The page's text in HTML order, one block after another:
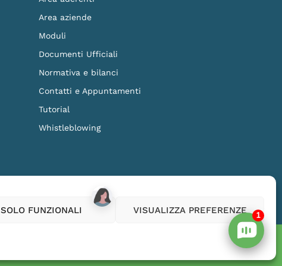
SOLO FUNZIONALI VISUALIZZA PREFERENZE
Area aziende
Moduli
Documenti Ufficiali
Normativa e bilanci
Contatti e Appuntamenti
Tutorial
Whistleblowing
1